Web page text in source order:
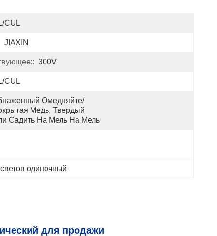
CUL
JIAXIN
300V
CUL
Омедняйте/
Медь, Твердый
Садить На Мель На Мель
одиночный
для продажи